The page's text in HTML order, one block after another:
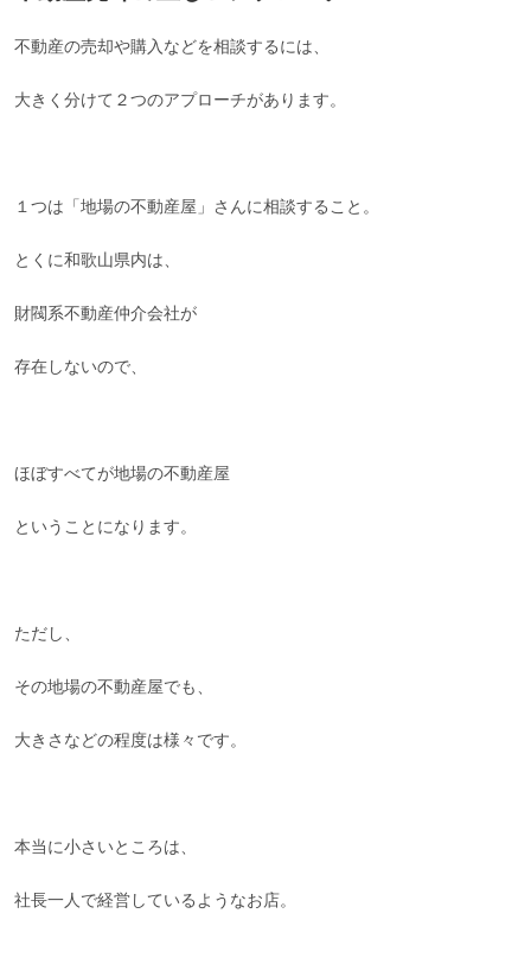
不動産の売却や購入などを相談するには、
大きく分けて２つのアプローチがあります。
１つは「地場の不動産屋」さんに相談すること。
とくに和歌山県内は、
財閥系不動産仲介会社が
存在しないので、
ほぼすべてが地場の不動産屋
ということになります。
ただし、
その地場の不動産屋でも、
大きさなどの程度は様々です。
本当に小さいところは、
社長一人で経営しているようなお店。